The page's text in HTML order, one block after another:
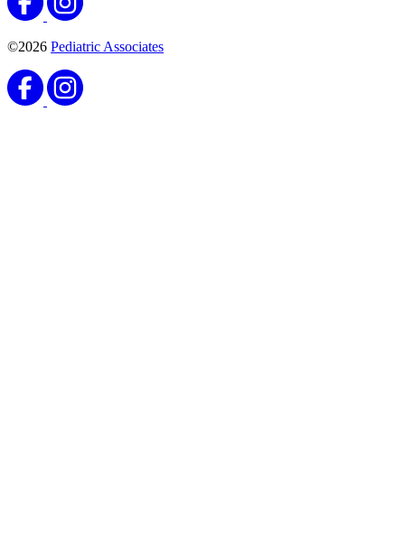
©2026 Pediatric Associates